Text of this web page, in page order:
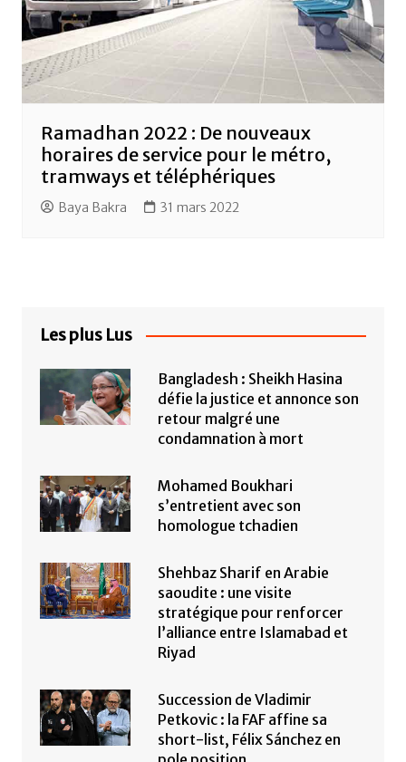
Ramadhan 2022 : De nouveaux
horaires de service pour le métro,
tramways et téléphériques
Baya Bakra 31 mars 2022
Les plus Lus
Bangladesh : Sheikh Hasina
défie la justice et annonce son
retour malgré une
condamnation à mort
Mohamed Boukhari
s’entretient avec son
homologue tchadien
Shehbaz Sharif en Arabie
saoudite : une visite
stratégique pour renforcer
l’alliance entre Islamabad et
Riyad
Succession de Vladimir
Petkovic : la FAF affine sa
short-list, Félix Sánchez en